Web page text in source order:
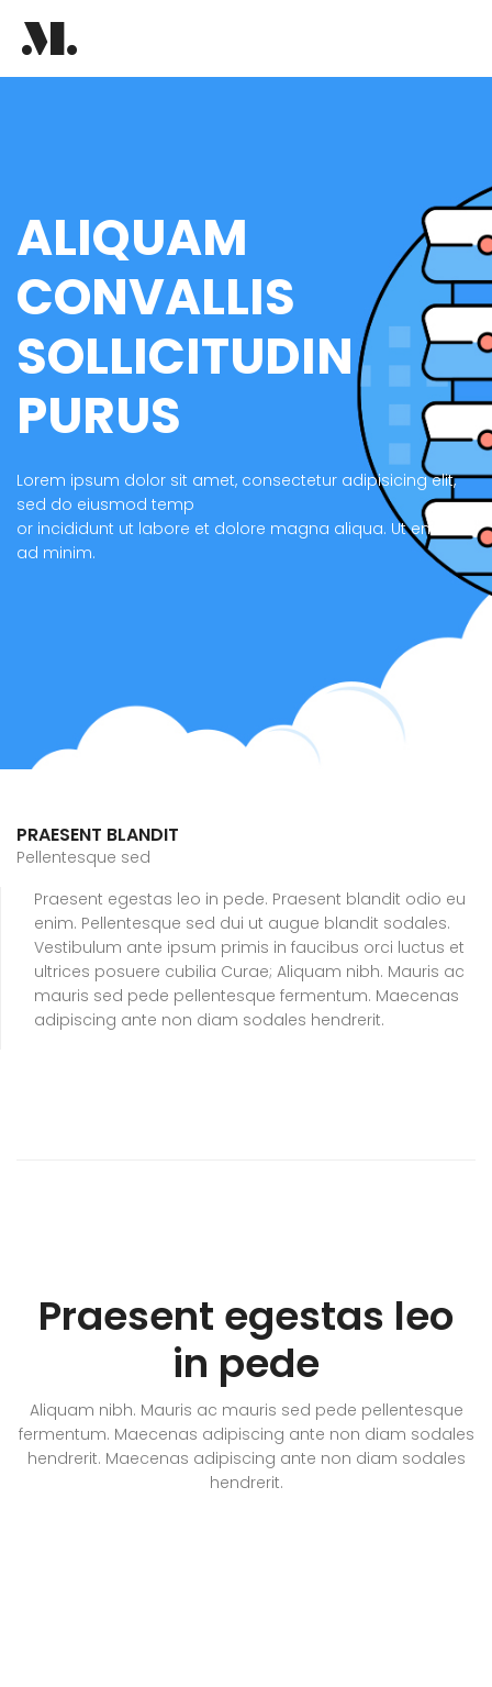
ALIQUAM
CONVALLIS
SOLLICITUDIN
PURUS
Lorem ipsum dolor sit amet, consectetur adipisicing elit,
sed do eiusmod temp
or incididunt ut labore et dolore magna aliqua. Ut enim
ad minim.
PRAESENT BLANDIT
Pellentesque sed
Praesent egestas leo in pede. Praesent blandit odio eu
enim. Pellentesque sed dui ut augue blandit sodales.
Vestibulum ante ipsum primis in faucibus orci luctus et
ultrices posuere cubilia Curae; Aliquam nibh. Mauris ac
mauris sed pede pellentesque fermentum. Maecenas
adipiscing ante non diam sodales hendrerit.
Praesent egestas leo
in pede
Aliquam nibh. Mauris ac mauris sed pede pellentesque
fermentum. Maecenas adipiscing ante non diam sodales
hendrerit. Maecenas adipiscing ante non diam sodales
hendrerit.